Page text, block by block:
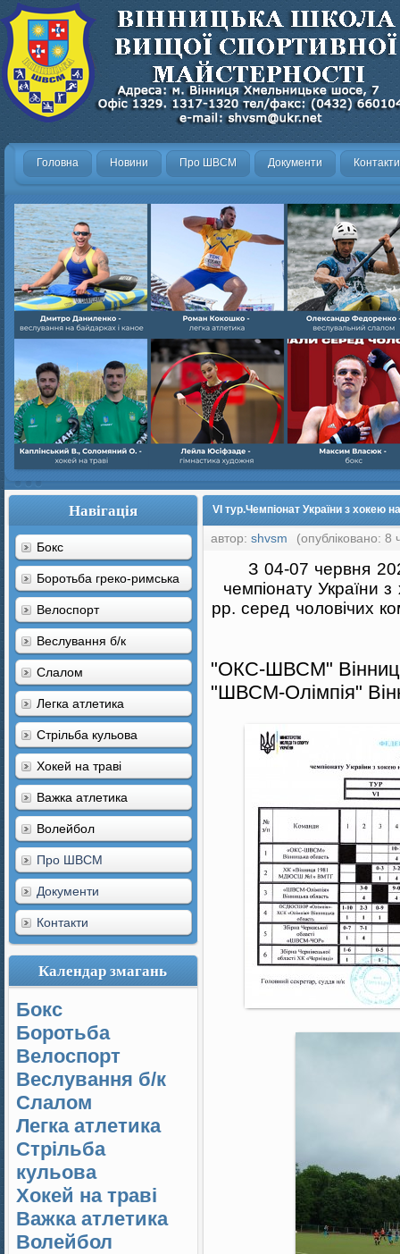
Головна Новини Про ШВСМ Документи Контакти
Навігація
Бокс
Боротьба греко-римська
Велоспорт
Веслування б/к
Cлалом
Легка атлетика
Стрільба кульова
Хокей на траві
Важка атлетика
Волейбол
Про ШВСМ
Документи
Контакти
Календар змагань
Бокс
Боротьба
Велоспорт
Веслування б/к
Cлалом
Легка атлетика
Стрільба
кульова
Хокей на траві
Важка атлетика
Волейбол
VI тур.Чемпіонат України з хокею
автор: shvsm (опубліковано: 8
З 04-07 червня
чемпіонату України
рр. серед чоловічих
"ОКС-ШВСМ"
"ШВСМ-Олімпія"